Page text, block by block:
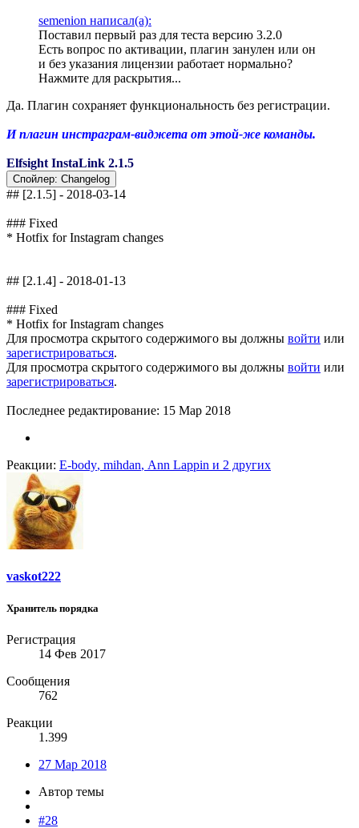
semenion написал(а):
Поставил первый раз для теста версию 3.2.0
Есть вопрос по активации, плагин занулен или он
и без указания лицензии работает нормально?
Нажмите для раскрытия...
Да. Плагин сохраняет функциональность без регистрации.
И плагин инстраграм-виджета от этой-же команды.
Elfsight InstaLink 2.1.5
Спойлер: Changelog
## [2.1.5] - 2018-03-14
### Fixed
* Hotfix for Instagram changes
## [2.1.4] - 2018-01-13
### Fixed
* Hotfix for Instagram changes
Для просмотра скрытого содержимого вы должны войти или
зарегистрироваться.
Для просмотра скрытого содержимого вы должны войти или
зарегистрироваться.
Последнее редактирование: 15 Мар 2018
Реакции: E-body, mihdan, Ann Lappin и 2 других
vaskot222
Хранитель порядка
Регистрация
14 Фев 2017
Сообщения
762
Реакции
1.399
27 Мар 2018
Автор темы
#28